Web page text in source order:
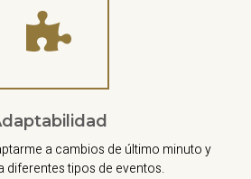
a cambios de último minuto y
diferentes tipos de eventos.